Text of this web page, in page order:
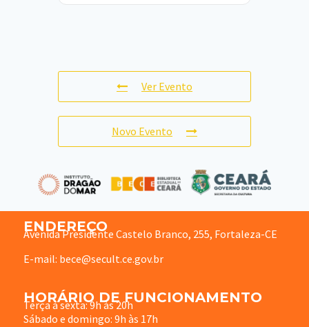
Ver Evento
Novo Evento
ENDEREÇO
Avenida Presidente Castelo Branco, 255, Fortaleza-CE
E-mail: bece@secult.ce.gov.br
HORÁRIO DE FUNCIONAMENTO
Terça à sexta: 9h às 20h
Sábado e domingo: 9h às 17h